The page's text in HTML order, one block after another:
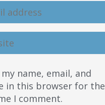
my name, email, and
in this browser for the
I comment.